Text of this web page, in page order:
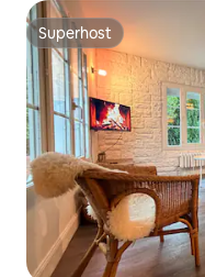
Superhost
Superhost